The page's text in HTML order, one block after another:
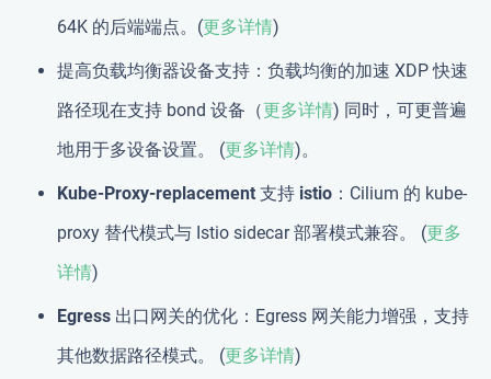
64K 的后端端点。(更多详情)
提高负载均衡器设备支持 ：负载均衡的加速 XDP 快速
路径现在支持 bond 设备（更多详情) 同时，可更普遍
地用于多设备设置。 (更多详情)。
Kube-Proxy-replacement 支持 istio ：Cilium 的 kube-
proxy 替代模式与 Istio sidecar 部署模式兼容。 (更多
详情)
Egress 出口网关的优化 ：Egress 网关能力增强，支持
其他数据路径模式。 (更多详情)